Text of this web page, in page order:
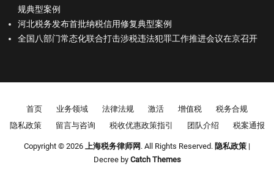
规典型案例
河北税务发布首批纳税信用修复典型案例
全国八部门常态化联合打击涉税违法犯罪工作推进会议在京召开
Footer menu
首页 业务领域 法律法规 激活 增值税
税务合规
隐私政策
留言与咨询 税收优惠政策指引 团队介绍 税案通报
Copyright © 2026 上海税务律师网 . All Rights Reserved. 隐私政策 |
Decree by Catch Themes